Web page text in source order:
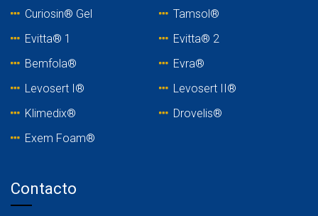
Curiosin® Gel
Tamsol®
Evitta® 1
Evitta® 2
Bemfola®
Evra®
Levosert I®
Levosert II®
Klimedix®
Drovelis®
Exem Foam®
Contacto